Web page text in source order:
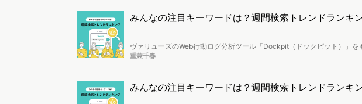
みんなの注目キーワードは？週間検索トレンドラン
ヴァリューズのWeb行動ログ分析ツール「Dockpit（ドックピット）」
し、トレンドになっているキーワードを取り上げます。
重兼千春
みんなの注目キーワードは？週間検索トレンドラン